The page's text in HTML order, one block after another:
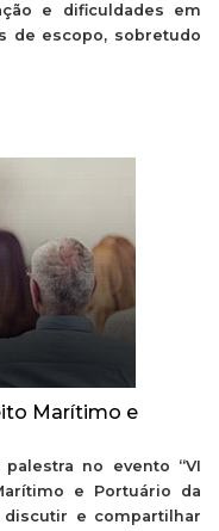
e dificuldades em
de escopo, sobretudo
Marítimo e
no evento “VI
e Portuário da
discutir e compartilhar